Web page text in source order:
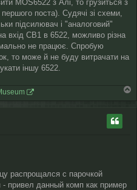
MOS6522 з Алі, то грузиться з
поста). Судячі зі схеми,
підсилювач і "аналоговий"
вхід CB1 в 6522, можливо різна
не працює. Спробую
то може й не буду витрачати на
іншу 6522.
о
распрощался с парочкой
- привел данный комп как пример